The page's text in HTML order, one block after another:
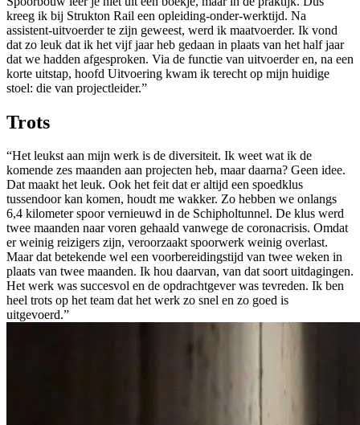
kreeg ik bij Strukton Rail een opleiding-onder-werktijd. Na
assistent-uitvoerder te zijn geweest, werd ik maatvoerder. Ik vond
dat zo leuk dat ik het vijf jaar heb gedaan in plaats van het half jaar
dat we hadden afgesproken. Via de functie van uitvoerder en, na een
korte uitstap, hoofd Uitvoering kwam ik terecht op mijn huidige
stoel: die van projectleider.”
Trots
“Het leukst aan mijn werk is de diversiteit. Ik weet wat ik de
komende zes maanden aan projecten heb, maar daarna? Geen idee.
Dat maakt het leuk. Ook het feit dat er altijd een spoedklus
tussendoor kan komen, houdt me wakker. Zo hebben we onlangs
6,4 kilometer spoor vernieuwd in de Schipholtunnel. De klus werd
twee maanden naar voren gehaald vanwege de coronacrisis. Omdat
er weinig reizigers zijn, veroorzaakt spoorwerk weinig overlast.
Maar dat betekende wel een voorbereidingstijd van twee weken in
plaats van twee maanden. Ik hou daarvan, van dat soort uitdagingen.
Het werk was succesvol en de opdrachtgever was tevreden. Ik ben
heel trots op het team dat het werk zo snel en zo goed is
uitgevoerd.”